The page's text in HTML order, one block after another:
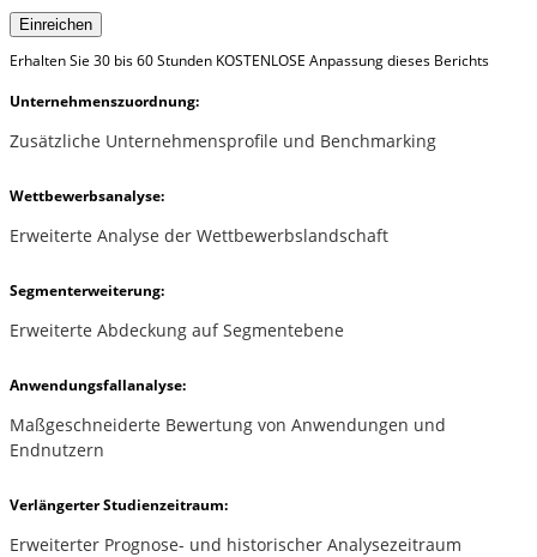
Einreichen
Erhalten Sie 30 bis 60 Stunden KOSTENLOSE Anpassung dieses Berichts
Unternehmenszuordnung:
Zusätzliche Unternehmensprofile und Benchmarking
Wettbewerbsanalyse:
Erweiterte Analyse der Wettbewerbslandschaft
Segmenterweiterung:
Erweiterte Abdeckung auf Segmentebene
Anwendungsfallanalyse:
Maßgeschneiderte Bewertung von Anwendungen und
Endnutzern
Verlängerter Studienzeitraum:
Erweiterter Prognose- und historischer Analysezeitraum